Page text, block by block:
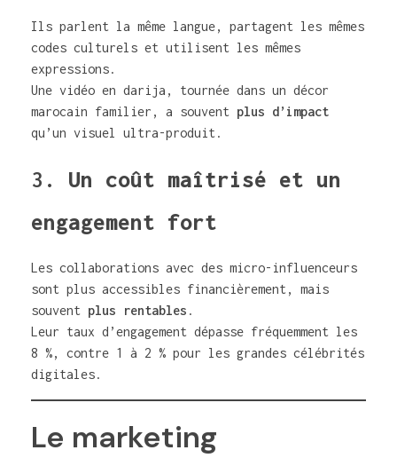
Ils parlent la même langue, partagent les mêmes
codes culturels et utilisent les mêmes
expressions.
Une vidéo en darija, tournée dans un décor
marocain familier, a souvent plus d’impact
qu’un visuel ultra-produit.
3. Un coût maîtrisé et un
engagement fort
Les collaborations avec des micro-influenceurs
sont plus accessibles financièrement, mais
souvent plus rentables .
Leur taux d’engagement dépasse fréquemment les
8 %, contre 1 à 2 % pour les grandes célébrités
digitales.
Le marketing